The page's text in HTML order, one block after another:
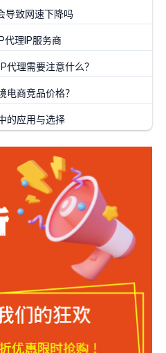
导致网速下降吗
理IP服务商
代理需要注意什么？
电商竞品价格？
的应用与选择